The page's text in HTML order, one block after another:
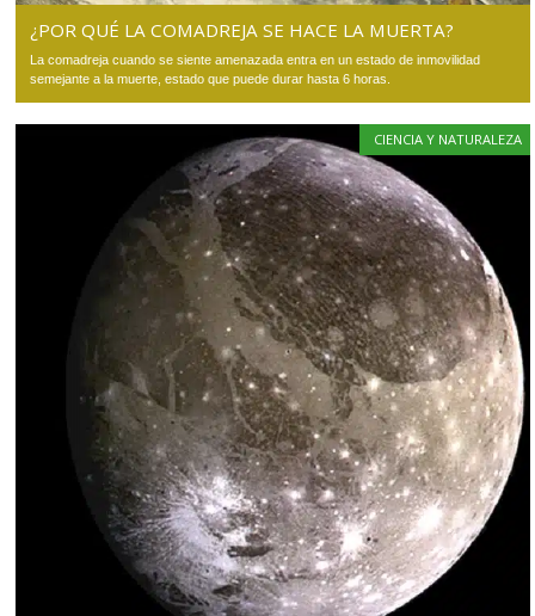
¿POR QUÉ LA COMADREJA SE HACE LA MUERTA?
La comadreja cuando se siente amenazada entra en un estado de inmovilidad
semejante a la muerte, estado que puede durar hasta 6 horas.
CIENCIA Y NATURALEZA